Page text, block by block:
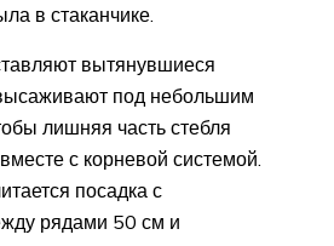
в стаканчике.
вытянувшиеся
под небольшим
лишняя часть стебля
с корневой системой.
посадка с
рядами 50 см и